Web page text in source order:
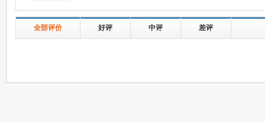
全部评价 好评 中评 差评